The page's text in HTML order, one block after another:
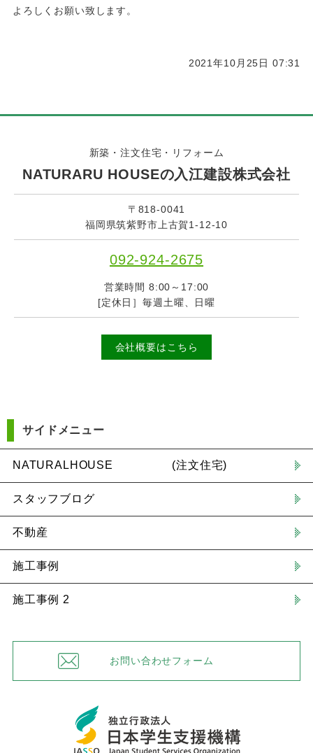
よろしくお願い致します。
2021年10月25日 07:31
新築・注文住宅・リフォーム
NATURARU HOUSEの入江建設株式会社
〒818-0041
福岡県筑紫野市上古賀1-12-10
092-924-2675
営業時間 8:00～17:00
[定休日］毎週土曜、日曜
会社概要はこちら
サイドメニュー
NATURALHOUSE (注文住宅)
スタッフブログ
不動産
施工事例
施工事例 2
お問い合わせフォーム